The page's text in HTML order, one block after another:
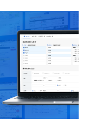
資料ダウンロード